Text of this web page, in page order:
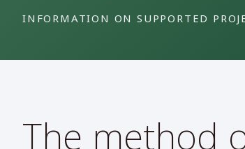
INFORMATION ON SUPPORTED
The method